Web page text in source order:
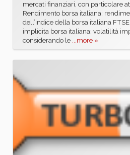
mercati finanziari, con particolare
Rendimento borsa italiana:
dell’indice della borsa italiana
implicita borsa italiana: volatilità
considerando le ...more »